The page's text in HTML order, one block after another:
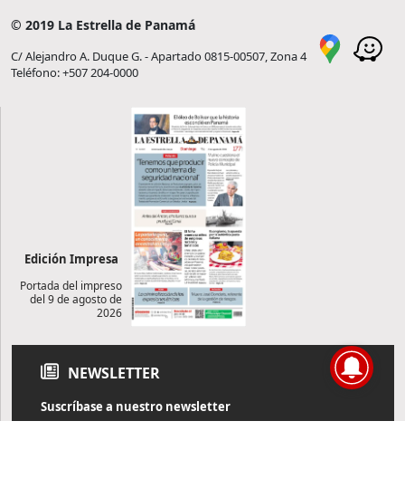
© 2019 La Estrella de Panamá
C/ Alejandro A. Duque G. - Apartado 0815-00507, Zona 4
Teléfono: +507 204-0000
Edición Impresa
Portada del impreso
del 9 de agosto de
2026
NEWSLETTER
Suscríbase a nuestro newsletter
Reciba diariamente información de actualidad directamente en